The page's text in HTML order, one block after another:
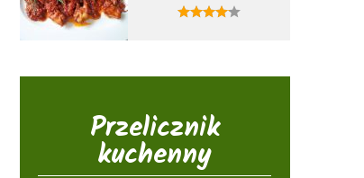
Przelicznik
kuchenny